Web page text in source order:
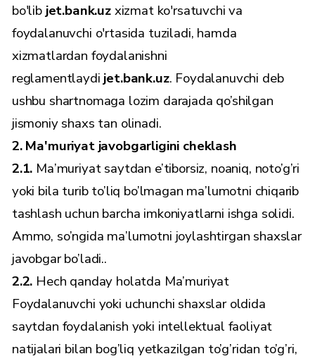
bo'libjet.bank.uzxizmat ko'rsatuvchi va
foydalanuvchi o'rtasida tuziladi, hamda
xizmatlardan foydalanishni
reglamentlaydijet.bank.uz. Foydalanuvchi deb
ushbu shartnomaga lozim darajada qo’shilgan
jismoniy shaxs tan olinadi.
2. Ma'muriyat javobgarligini cheklash
2.1. Ma’muriyat saytdan e’tiborsiz, noaniq, noto’g’ri
yoki bila turib to’liq bo’lmagan ma’lumotni chiqarib
tashlash uchun barcha imkoniyatlarni ishga solidi.
Ammo, so’ngida ma’lumotni joylashtirgan shaxslar
javobgar bo’ladi..
2.2. Hech qanday holatda Ma’muriyat
Foydalanuvchi yoki uchunchi shaxslar oldida
saytdan foydalanish yoki intellektual faoliyat
natijalari bilan bog’liq yetkazilgan to’g’ridan to’g’ri,